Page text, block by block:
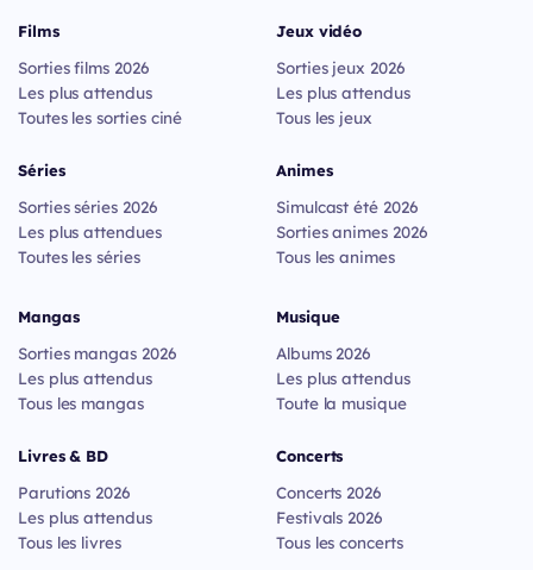
Films
Sorties films 2026
Les plus attendus
Toutes les sorties ciné
Séries
Sorties séries 2026
Les plus attendues
Toutes les séries
Jeux vidéo
Sorties jeux 2026
Les plus attendus
Tous les jeux
Animes
Simulcast été 2026
Sorties animes 2026
Tous les animes
Mangas
Sorties mangas 2026
Les plus attendus
Tous les mangas
Livres & BD
Parutions 2026
Les plus attendus
Tous les livres
Musique
Albums 2026
Les plus attendus
Toute la musique
Concerts
Concerts 2026
Festivals 2026
Tous les concerts